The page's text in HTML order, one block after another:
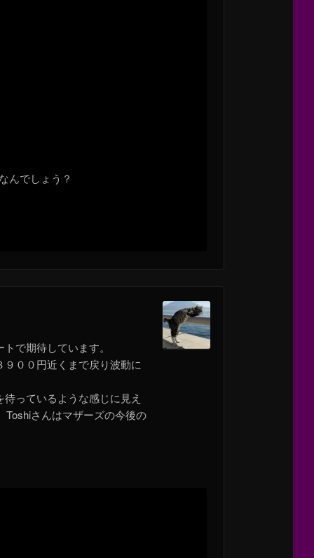
んでしょう？
で期待しています。
００円近くまで戻り波動に
っているような感じに見え
さんはマザーズの今後の